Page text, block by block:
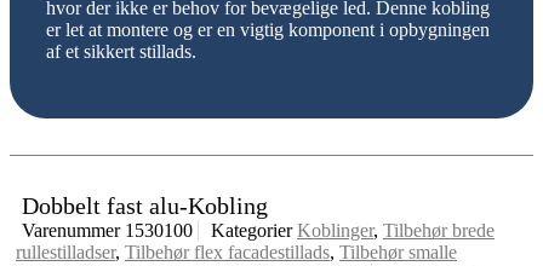
hvor der ikke er behov for bevægelige led. Denne kobling
er let at montere og er en vigtig komponent i opbygningen
af et sikkert stillads.
Dobbelt fast alu-Kobling
Varenummer 1530100 Kategorier Koblinger, Tilbehør brede
rullestilladser, Tilbehør flex facadestillads, Tilbehør smalle